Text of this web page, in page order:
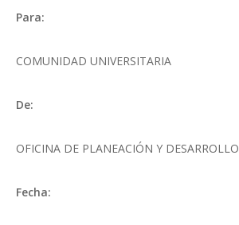
Para:
COMUNIDAD UNIVERSITARIA
De:
OFICINA DE PLANEACIÓN Y DESARROLLO
Fecha: